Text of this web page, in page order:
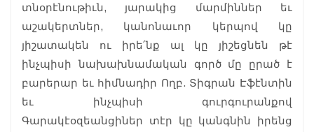
տնօրէնութիւն, յարակից մարմիններ եւ
աշակերտներ, կանոնաւոր կերպով կը
յիշատակեն ու իրե՛նք ալ կը յիշեցնեն թէ
ինչպիսի նախախնամական գործ մը ըրած է
բարերար եւ հիմնադիր Ողբ. Տիգրան Էֆէնտին
եւ ինչպիսի գուրգուրանքով
Գարակէօզեանցիներ տէր կը կանգնին իրենց